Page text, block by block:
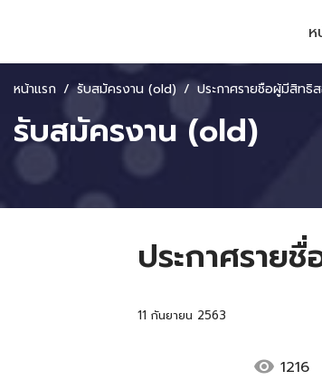
ห
หน้าแรก รับสมัครงาน (old) ประกาศรายชื่อผู้มีสิทธิสอบสัมภาษณ์ ตำ
รับสมัครงาน (old)
ประกาศรา
11 กันยายน 2563
visibility 1216